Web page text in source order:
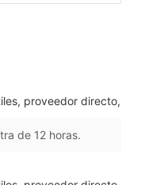
de 12 horas.